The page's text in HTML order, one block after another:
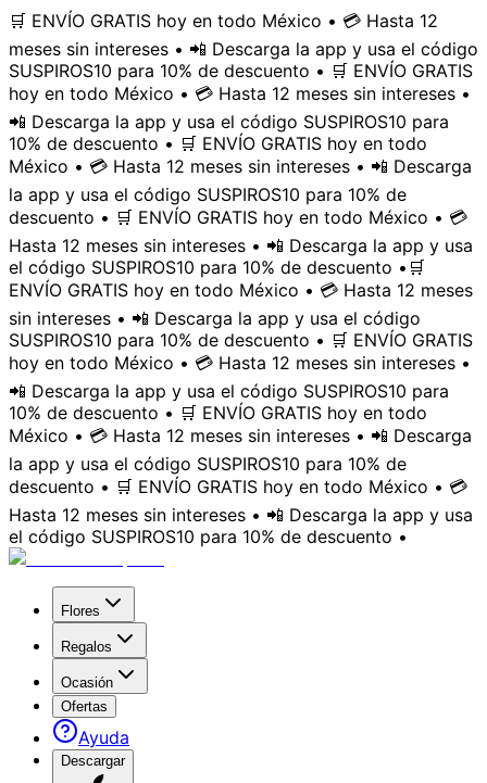
🛒 ENVÍO GRATIS hoy en todo México • 💳 Hasta 12
meses sin intereses • 📲 Descarga la app y usa el código
SUSPIROS10 para 10% de descuento • 🛒 ENVÍO GRATIS
hoy en todo México • 💳 Hasta 12 meses sin intereses •
📲 Descarga la app y usa el código SUSPIROS10 para
10% de descuento • 🛒 ENVÍO GRATIS hoy en todo
México • 💳 Hasta 12 meses sin intereses • 📲 Descarga
la app y usa el código SUSPIROS10 para 10% de
descuento • 🛒 ENVÍO GRATIS hoy en todo México • 💳
Hasta 12 meses sin intereses • 📲 Descarga la app y usa
el código SUSPIROS10 para 10% de descuento • 🛒
ENVÍO GRATIS hoy en todo México • 💳 Hasta 12 meses
sin intereses • 📲 Descarga la app y usa el código
SUSPIROS10 para 10% de descuento • 🛒 ENVÍO GRATIS
hoy en todo México • 💳 Hasta 12 meses sin intereses •
📲 Descarga la app y usa el código SUSPIROS10 para
10% de descuento • 🛒 ENVÍO GRATIS hoy en todo
México • 💳 Hasta 12 meses sin intereses • 📲 Descarga
la app y usa el código SUSPIROS10 para 10% de
descuento • 🛒 ENVÍO GRATIS hoy en todo México • 💳
Hasta 12 meses sin intereses • 📲 Descarga la app y usa
el código SUSPIROS10 para 10% de descuento •
Flores
Regalos
Ocasión
Ofertas
Ayuda
Descargar